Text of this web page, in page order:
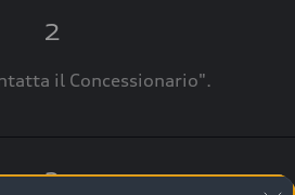
2
il Concessionario".
3